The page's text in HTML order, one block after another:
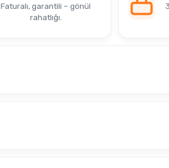
Faturalı, garantili – gönül
rahatlığı.